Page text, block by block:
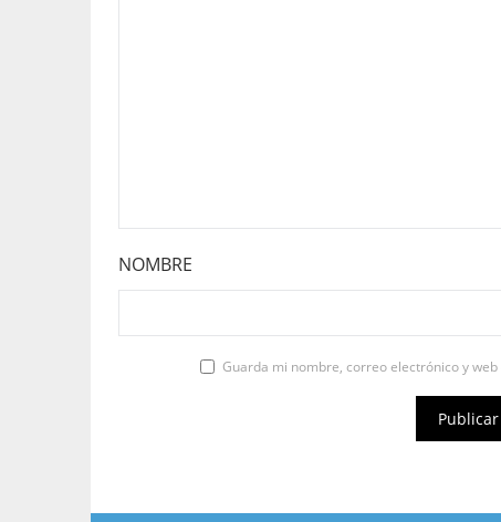
NOMBRE
Guarda mi nombre, correo electrónico y